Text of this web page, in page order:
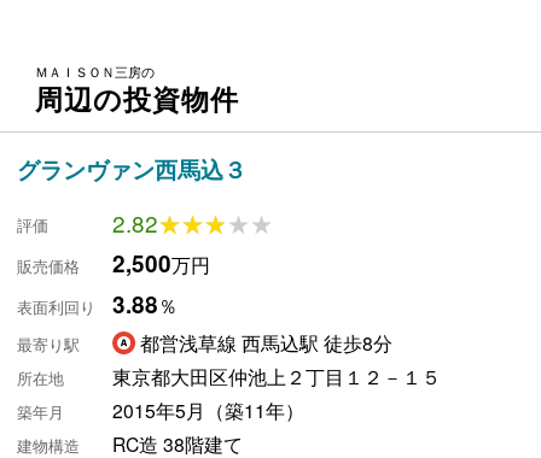
ＭＡＩＳＯＮ三房の
周辺の投資物件
グランヴァン西馬込３
評価 2.82★★★★★
★★★★★
販売価格 2,500万円
表面利回り 3.88％
最寄り駅 都営浅草線 西馬込駅 徒歩8分
所在地 東京都大田区仲池上２丁目１２－１５
築年月 2015年5月（築11年）
建物構造 RC造 38階建て